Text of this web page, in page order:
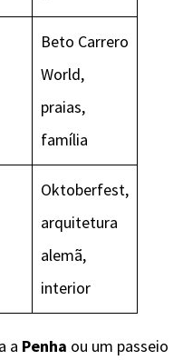
Beto Carrero
World,
praias,
família
Oktoberfest,
arquitetura
alemã,
interior
a Penha ou um passeio